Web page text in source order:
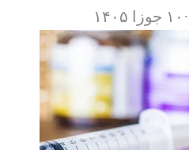
· ۱۰ جوزا ۱۴۰۵